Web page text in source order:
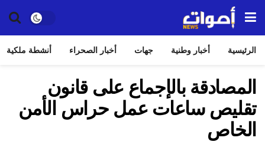
الرئيسية أخبار وطنية جهات أخبار الصحراء أنشطة ملكية
المصادقة بالإجماع على قانون
تقليص ساعات عمل حراس الأمن
الخاص